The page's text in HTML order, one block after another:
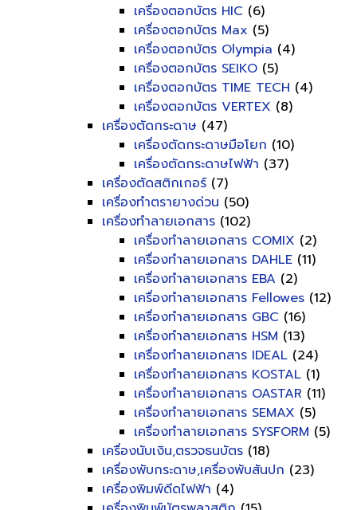
เครื่องตอกบัตร HIC (6)
เครื่องตอกบัตร Max (5)
เครื่องตอกบัตร Olympia (4)
เครื่องตอกบัตร SEIKO (5)
เครื่องตอกบัตร TIME TECH (4)
เครื่องตอกบัตร VERTEX (8)
เครื่องตัดกระดาษ (47)
เครื่องตัดกระดาษมือโยก (10)
เครื่องตัดกระดาษไฟฟ้า (37)
เครื่องตัดสติกเกอร์ (7)
เครื่องทำตรายางด่วน (50)
เครื่องทำลายเอกสาร (102)
เครื่องทำลายเอกสาร COMIX (2)
เครื่องทำลายเอกสาร DAHLE (11)
เครื่องทำลายเอกสาร EBA (2)
เครื่องทำลายเอกสาร Fellowes (12)
เครื่องทำลายเอกสาร GBC (16)
เครื่องทำลายเอกสาร HSM (13)
เครื่องทำลายเอกสาร IDEAL (24)
เครื่องทำลายเอกสาร KOSTAL (1)
เครื่องทำลายเอกสาร OASTAR (11)
เครื่องทำลายเอกสาร SEMAX (5)
เครื่องทำลายเอกสาร SYSFORM (5)
เครื่องนับเงิน,ตรวจธนบัตร (18)
เครื่องพับกระดาษ,เครื่องพับสันปก (23)
เครื่องพิมพ์ดีดไฟฟ้า (4)